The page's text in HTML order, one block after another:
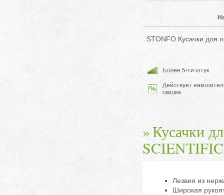
STONFO Кусачки для
Более 5-ти штук
Действует
скидка
Кусачки
Лезвия из
Широкая